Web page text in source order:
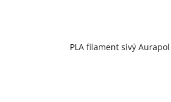
PLA filament sivý